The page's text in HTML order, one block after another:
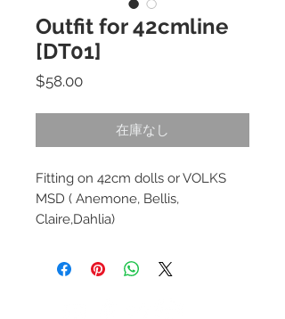
Outfit for 42cmline
[DT01]
$58.00価
在庫なし
Fitting on 42cm dolls or VOLKS
MSD ( Anemone, Bellis,
Claire,Dahlia)